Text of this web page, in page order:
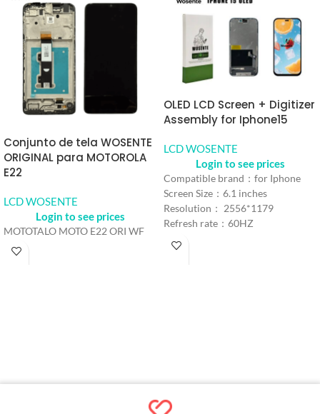
Conjunto de tela WOSENTE
ORIGINAL para MOTOROLA
E22
LCD WOSENTE
Login to see prices
MOTOTALO MOTO E22 ORI WF
OLED LCD Screen + Digitizer
Assembly for Iphone15
LCD WOSENTE
Login to see prices
Compatible brand：for Iphone
Screen Size：6.1 inches
Resolution： 2556*1179
Refresh rate：60HZ
MOQ：5pcs